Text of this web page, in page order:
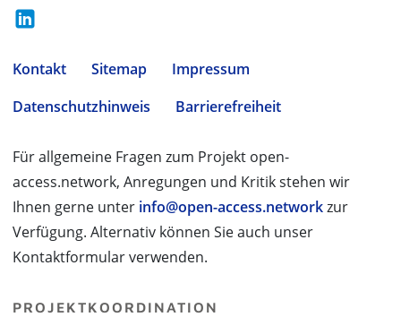
Kontakt Sitemap
Impressum
Datenschutzhinweis
Barrierefreiheit
Für allgemeine Fragen zum Projekt open-
access.network, Anregungen und Kritik stehen wir
Ihnen gerne unter info@open-access.networkzur
Verfügung. Alternativ können Sie auch unser
Kontaktformular verwenden.
PROJEKTKOORDINATION